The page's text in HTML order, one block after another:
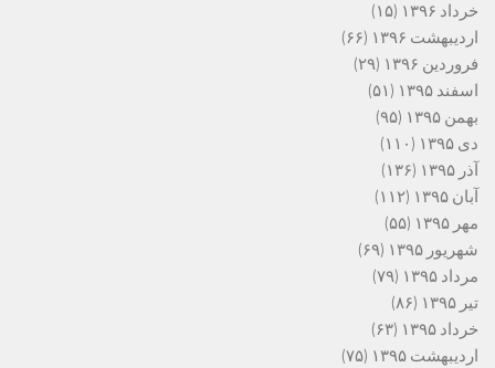
خرداد ۱۳۹۶
(۱۵)
اردیبهشت ۱۳۹۶
(۶۶)
فروردین ۱۳۹۶
(۲۹)
اسفند ۱۳۹۵
(۵۱)
بهمن ۱۳۹۵
(۹۵)
دی ۱۳۹۵
(۱۱۰)
آذر ۱۳۹۵
(۱۳۶)
آبان ۱۳۹۵
(۱۱۲)
مهر ۱۳۹۵
(۵۵)
شهریور ۱۳۹۵
(۶۹)
مرداد ۱۳۹۵
(۷۹)
تیر ۱۳۹۵
(۸۶)
خرداد ۱۳۹۵
(۶۳)
اردیبهشت ۱۳۹۵
(۷۵)